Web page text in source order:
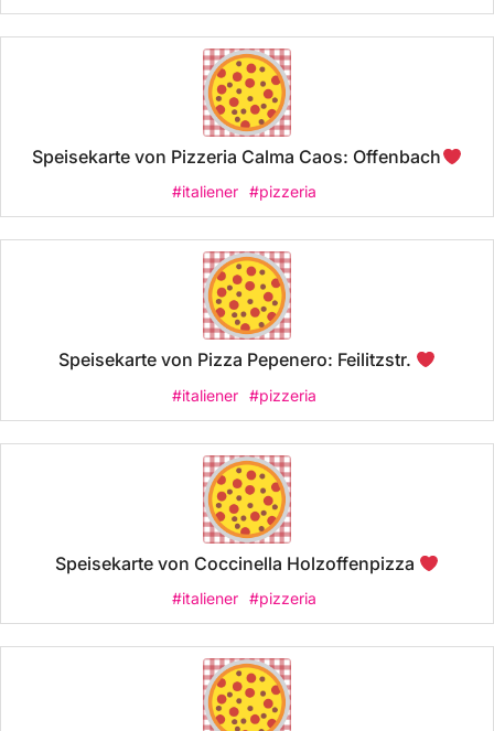
Speisekarte von Pizzeria Calma Caos: Offenbach
#italiener #pizzeria
Speisekarte von Pizza Pepenero: Feilitzstr.
#italiener #pizzeria
Speisekarte von Coccinella Holzoffenpizza
#italiener #pizzeria